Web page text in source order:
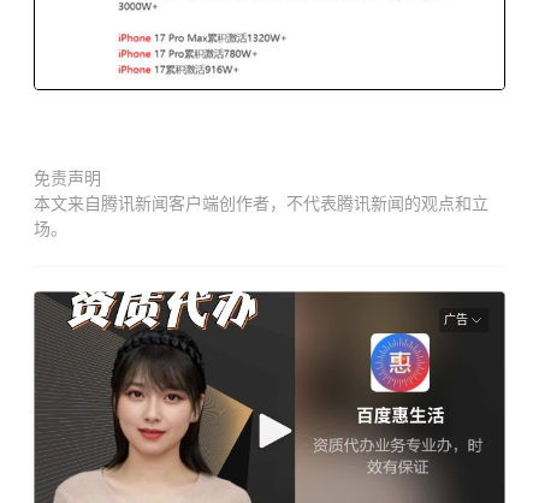
免责声明
本文来自腾讯新闻客户端创作者，不代表腾讯新闻的观点和立
场。
广告